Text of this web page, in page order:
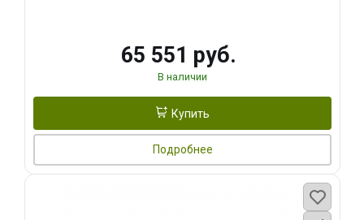
65 551 руб.
В наличии
Купить
Подробнее